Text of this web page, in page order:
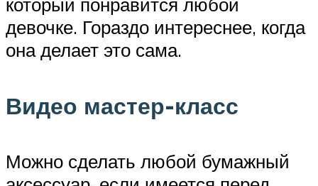
девочке. Гораздо интереснее, когда
она делает это сама.
Видео мастер-класс
Можно сделать любой бумажный